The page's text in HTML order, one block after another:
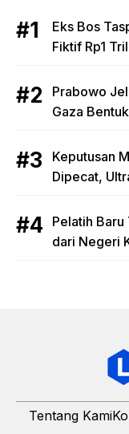
Eks Bos
Fiktif Rp1
Prabowo
Gaza
Keputusan
Dipecat,
Pelatih
dari Negeri
Tentang Kami